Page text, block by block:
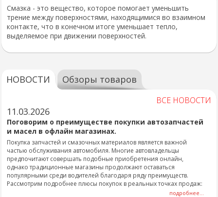
Смазка - это вещество, которое помогает уменьшить
трение между поверхностями, находящимися во взаимном
контакте, что в конечном итоге уменьшает тепло,
выделяемое при движении поверхностей.
НОВОСТИ Обзоры товаров
ВСЕ НОВОСТИ
11.03.2026
Поговорим о преимуществе покупки автозапчастей
и масел в офлайн магазинах.
Покупка запчастей и смазочных материалов является важной
частью обслуживания автомобиля. Многие автовладельцы
предпочитают совершать подобные приобретения онлайн,
однако традиционные магазины продолжают оставаться
популярными среди водителей благодаря ряду преимуществ.
Рассмотрим подробнее плюсы покупок в реальных точках продаж:
подробнее...